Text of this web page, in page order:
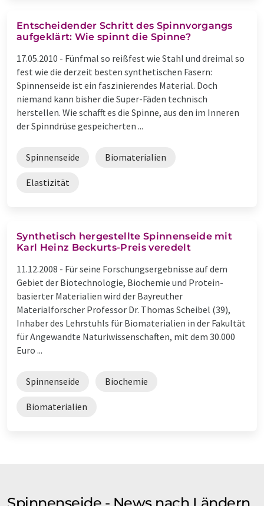
Entscheidender Schritt des Spinnvorgangs
aufgeklärt: Wie spinnt die Spinne?
17.05.2010 - Fünfmal so reißfest wie Stahl und dreimal so
fest wie die derzeit besten synthetischen Fasern:
Spinnenseide ist ein faszinierendes Material. Doch
niemand kann bisher die Super-Fäden technisch
herstellen. Wie schafft es die Spinne, aus den im Inneren
der Spinndrüse gespeicherten ...
Spinnenseide Biomaterialien
Elastizität
Synthetisch hergestellte Spinnenseide mit
Karl Heinz Beckurts-Preis veredelt
11.12.2008 - Für seine Forschungsergebnisse auf dem
Gebiet der Biotechnologie, Biochemie und Protein-
basierter Materialien wird der Bayreuther
Materialforscher Professor Dr. Thomas Scheibel (39),
Inhaber des Lehrstuhls für Biomaterialien in der Fakultät
für Angewandte Naturiwissenschaften, mit dem 30.000
Euro ...
Spinnenseide Biochemie
Biomaterialien
Spinnenseide - News nach Ländern